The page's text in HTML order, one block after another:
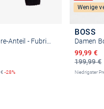
€ -28%
Wenige
BOSS
Damen
199,99 €
99,99 €
Niedrigster